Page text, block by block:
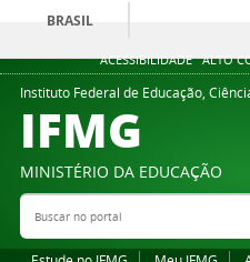
ACESSIBILIDADE ALTO
BRASIL
Instituto Federal de Educação,
IFMG
MINISTÉRIO DA EDUCAÇÃO
Buscar no portal